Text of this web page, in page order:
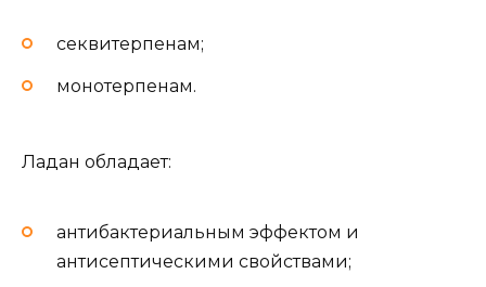
секвитерпенам;
монотерпенам.
Ладан обладает:
антибактериальным эффектом и
антисептическими свойствами;